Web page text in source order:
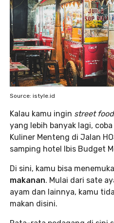
Source: istyle.id
Kalau kamu ingin street food
yang lebih banyak lagi,
Kuliner Menteng di Jalan
samping hotel Ibis Budget
Di sini, kamu bisa
makanan. Mulai dari sate
ayam dan lainnya, kamu
makan disini.